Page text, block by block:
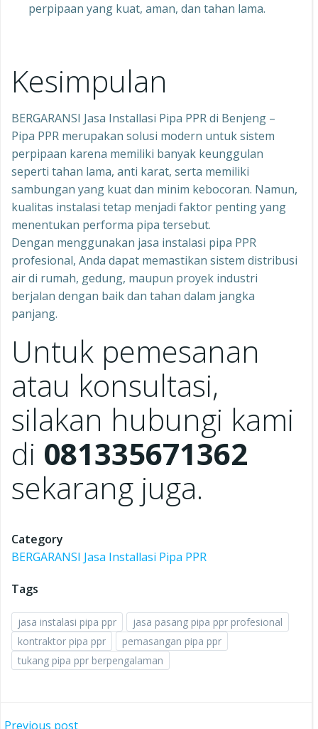
perpipaan yang kuat, aman, dan tahan lama.
Kesimpulan
BERGARANSI Jasa Installasi Pipa PPR di Benjeng –
Pipa PPR merupakan solusi modern untuk sistem
perpipaan karena memiliki banyak keunggulan
seperti tahan lama, anti karat, serta memiliki
sambungan yang kuat dan minim kebocoran. Namun,
kualitas instalasi tetap menjadi faktor penting yang
menentukan performa pipa tersebut.
Dengan menggunakan jasa instalasi pipa PPR
profesional, Anda dapat memastikan sistem distribusi
air di rumah, gedung, maupun proyek industri
berjalan dengan baik dan tahan dalam jangka
panjang.
Untuk pemesanan
atau konsultasi,
silakan hubungi kami
di 081335671362
sekarang juga.
Category
BERGARANSI Jasa Installasi Pipa PPR
Tags
jasa instalasi pipa ppr
jasa pasang pipa ppr profesional
kontraktor pipa ppr
pemasangan pipa ppr
tukang pipa ppr berpengalaman
Previous post